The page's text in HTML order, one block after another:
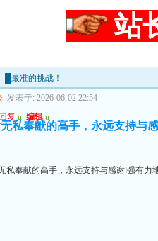
站
█最准的挑战！
发表于: 2026-06-02 22:54 ---
回复 u 编辑 u
私奉献的高手，永远支持与
私奉献的高手，永远支持与感谢!强有力